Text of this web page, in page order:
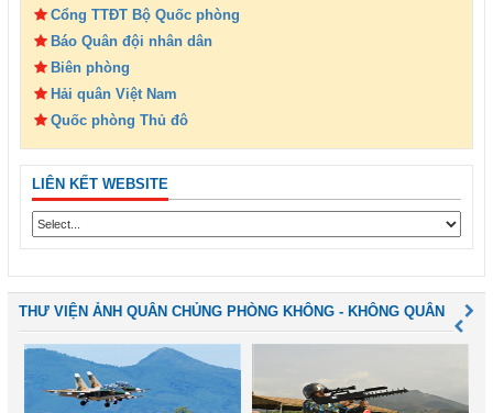
Cổng TTĐT Bộ Quốc phòng
Báo Quân đội nhân dân
Biên phòng
Hải quân Việt Nam
Quốc phòng Thủ đô
LIÊN KẾT WEBSITE
THƯ VIỆN ẢNH QUÂN CHỦNG PHÒNG KHÔNG - KHÔNG QUÂN